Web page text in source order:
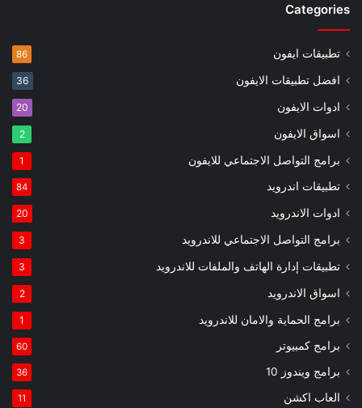
Categories
تطبيقات ايفون 86
افضل تطبيقات الايفون 36
ادوات الايفون 20
اسواق الايفون 2
برامج التواصل الاجتماعي للايفون 1
تطبيقات اندرويد 84
ادوات الاندرويد 20
برامج التواصل الاجتماعي للاندرويد 3
تطبيقات إدارة الهاتف والملفات للاندرويد 3
اسواق الاندرويد 2
برامج الحماية والامان للاندرويد 1
برامج كمبيوتر 60
برامج ويندوز 10 36
العاب اكشن 11